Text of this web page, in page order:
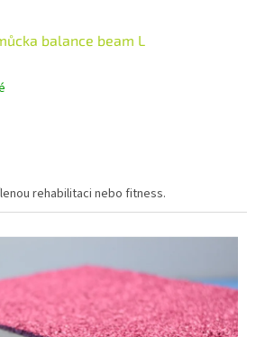
balance beam L
rehabilitaci nebo fitness.